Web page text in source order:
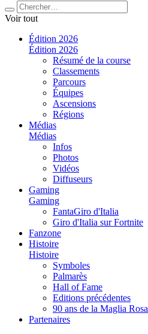
Voir tout
Édition 2026
Édition 2026
Résumé de la course
Classements
Parcours
Équipes
Ascensions
Régions
Médias
Médias
Infos
Photos
Vidéos
Diffuseurs
Gaming
Gaming
FantaGiro d'Italia
Giro d'Italia sur Fortnite
Fanzone
Histoire
Histoire
Symboles
Palmarès
Hall of Fame
Editions précédentes
90 ans de la Maglia Rosa
Partenaires